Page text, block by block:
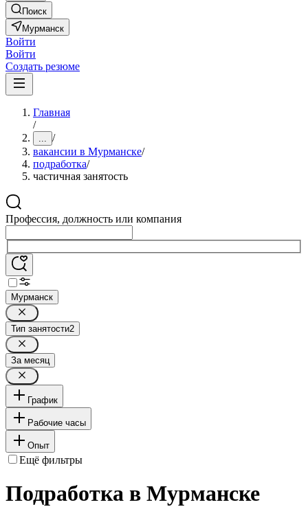
Поиск
Мурманск
Войти
Войти
Создать резюме
Главная
/
... /
вакансии в Мурманске/
подработка/
частичная занятость
Профессия, должность или компания
Мурманск
Тип занятости2
За месяц
График
Рабочие часы
Опыт
Ещё фильтры
Подработка в Мурманске